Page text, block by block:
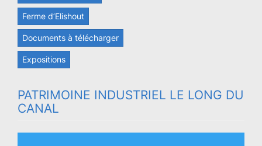
Ferme d’Elishout
Documents à télécharger
Expositions
PATRIMOINE INDUSTRIEL LE LONG DU
CANAL